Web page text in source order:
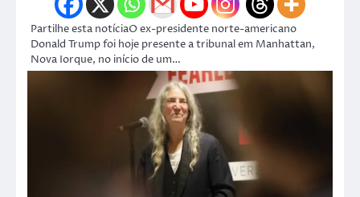
Partilhe esta notíciaO ex-presidente norte-americano
Donald Trump foi hoje presente a tribunal em Manhattan,
Nova Iorque, no início de um…